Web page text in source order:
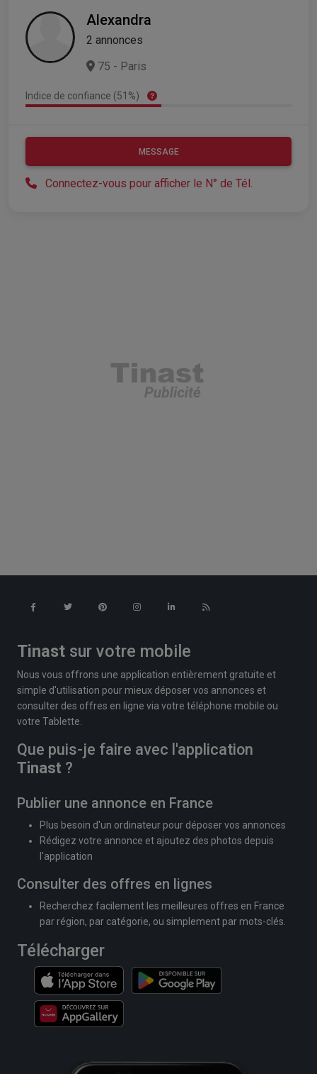
Alexandra
2 annonces
75 - Paris
Indice de confiance (51%)
MESSAGE
Connectez-vous pour afficher le N° de Tél.
Tinast sur votre mobile
Nous vous offrons une application entièrement gratuite et
simple d'utilisation pour mieux déposer vos annonces et
consulter des offres en ligne via votre téléphone mobile ou
votre Tablette.
Que puis-je faire avec l'application
Tinast ?
Publier une annonce en France
Plus besoin d'un ordinateur pour déposer vos annonces
Rédigez votre annonce et ajoutez des photos depuis
l'application
Consulter des offres en lignes
Recherchez facilement les meilleures offres en France
par région, par catégorie, ou simplement par mots-clés.
Télécharger